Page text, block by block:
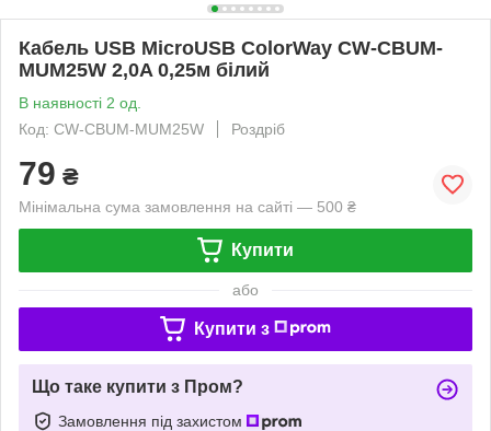
Кабель USB MicroUSB ColorWay CW-CBUM-
MUM25W 2,0A 0,25м білий
В наявності 2 од.
Код: CW-CBUM-MUM25W
Роздріб
79 ₴
Мінімальна сума замовлення на сайті — 500 ₴
Купити
або
Купити з
Що таке купити з Пром?
Замовлення під захистом